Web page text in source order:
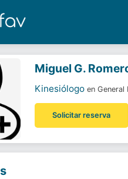
Romero
Miguel G.
Kinesiólogo en General
Solicitar reserva